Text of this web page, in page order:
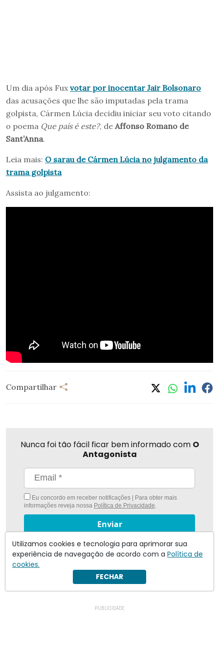
Um dia após Fux votar por inocentar Jair Bolsonaro
das acusações que lhe são imputadas pela trama
golpista, Cármen Lúcia decidiu iniciar seu voto citando
o poema Que país é este?, de Affonso Romano de
Sant’Anna.
Leia mais: O sarau de Cármen Lúcia no julgamento da
trama golpista
Assista ao julgamento:
Compartilhar
Nunca foi tão fácil ficar bem informado com O
Antagonista
Eu concordo em receber notificações | Para obter mais
informações reveja nossa Política de Privacidade.
Enviar
Inscreva-se
Utilizamos cookies e tecnologia para aprimorar sua
experiência de navegação de acordo com a Política de
cookies.
FECHAR